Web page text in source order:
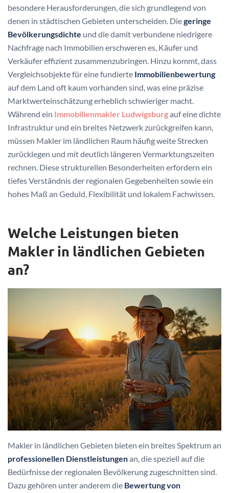
besondere Herausforderungen, die sich grundlegend von
denen in städtischen Gebieten unterscheiden. Diegeringe
Bevölkerungsdichte und die damit verbundene niedrigere
Nachfrage nach Immobilien erschweren es, Käufer und
Verkäufer effizient zusammenzubringen. Hinzu kommt, dass
Vergleichsobjekte für eine fundierte Immobilienbewertung
auf dem Land oft kaum vorhanden sind, was eine präzise
Marktwerteinschätzung erheblich schwieriger macht.
Während ein Immobilienmakler Ludwigsburgauf eine dichte
Infrastruktur und ein breites Netzwerk zurückgreifen kann,
müssen Makler im ländlichen Raum häufig weite Strecken
zurücklegen und mit deutlich längeren Vermarktungszeiten
rechnen. Diese strukturellen Besonderheiten erfordern ein
tiefes Verständnis der regionalen Gegebenheiten sowie ein
hohes Maß an Geduld, Flexibilität und lokalem Fachwissen.
Welche Leistungen bieten
Makler in ländlichen Gebieten
an?
Makler in ländlichen Gebieten bieten ein breites Spektrum an
professionellen Dienstleistungenan, die speziell auf die
Bedürfnisse der regionalen Bevölkerung zugeschnitten sind.
Dazu gehören unter anderem die Bewertung von